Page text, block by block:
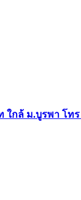
กล้ ม.บูรพา โทร